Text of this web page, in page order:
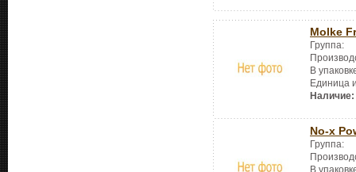
Molke
Группа:
В
Единица
Наличие:
No-x
Группа:
В